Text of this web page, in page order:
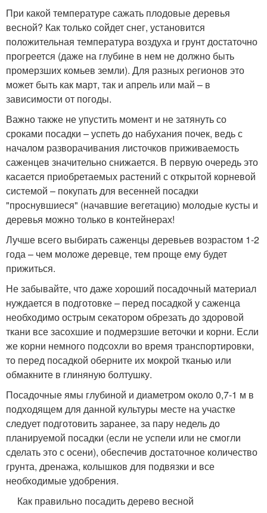
При какой температуре сажать плодовые деревья
весной? Как только сойдет снег, установится
положительная температура воздуха и грунт достаточно
прогреется (даже на глубине в нем не должно быть
промерзших комьев земли). Для разных регионов это
может быть как март, так и апрель или май – в
зависимости от погоды.
Важно также не упустить момент и не затянуть со
сроками посадки – успеть до набухания почек, ведь с
началом разворачивания листочков приживаемость
саженцев значительно снижается. В первую очередь это
касается приобретаемых растений с открытой корневой
системой – покупать для весенней посадки
"проснувшиеся" (начавшие вегетацию) молодые кусты и
деревья можно только в контейнерах!
Лучше всего выбирать саженцы деревьев возрастом 1-2
года – чем моложе деревце, тем проще ему будет
прижиться.
Не забывайте, что даже хороший посадочный материал
нуждается в подготовке – перед посадкой у саженца
необходимо острым секатором обрезать до здоровой
ткани все засохшие и подмерзшие веточки и корни. Если
же корни немного подсохли во время транспортировки,
то перед посадкой оберните их мокрой тканью или
обмакните в глиняную болтушку.
Посадочные ямы глубиной и диаметром около 0,7-1 м в
подходящем для данной культуры месте на участке
следует подготовить заранее, за пару недель до
планируемой посадки (если не успели или не смогли
сделать это с осени), обеспечив достаточное количество
грунта, дренажа, колышков для подвязки и все
необходимые удобрения.
Как правильно посадить дерево весной